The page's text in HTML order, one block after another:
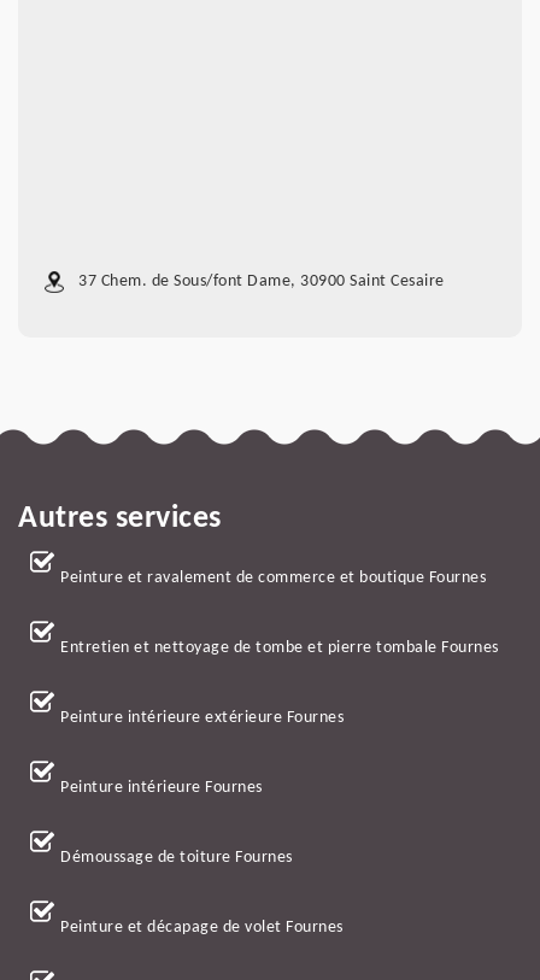
37 Chem. de Sous/font Dame, 30900 Saint Cesaire
Autres services
Peinture et ravalement de commerce et boutique Fournes
Entretien et nettoyage de tombe et pierre tombale Fournes
Peinture intérieure extérieure Fournes
Peinture intérieure Fournes
Démoussage de toiture Fournes
Peinture et décapage de volet Fournes